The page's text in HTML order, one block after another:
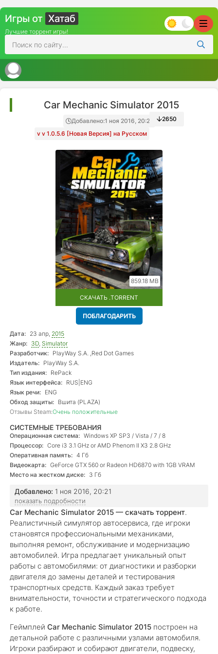
Игры от Хатаб
Лучшие торрент игры!
Car Mechanic Simulator 2015
Добавлено:1 ноя 2016, 20:21
v v 1.0.5.6 [Новая Версия] на Русском
2650
859.18 MB
СКАЧАТЬ .TORRENT
ПОБЛАГОДАРИТЬ
Дата: 23 апр, 2015
Жанр: 3D, Simulator
Разработчик: PlayWay S.A. ,Red Dot Games
Издатель: PlayWay S.A.
Тип издания: RePack
Язык интерфейса: RUS|ENG
Язык речи: ENG
Обход защиты: Вшита (PLAZA)
Отзывы Steam:Очень положительные
СИСТЕМНЫЕ ТРЕБОВАНИЯ
Операционная система: Windows XP SP3 / Vista / 7 / 8
Процессор: Core i3 3.1 GHz or AMD Phenom II X3 2.8 GHz
Оперативная память: 4 Гб
Видеокарта: GeForce GTX 560 or Radeon HD6870 with 1GB VRAM
Место на жестком диске: 3 Гб
Добавлено: 1 ноя 2016, 20:21
показать подробности
Car Mechanic Simulator 2015 — скачать торрент.
Реалистичный симулятор автосервиса, где игроки
становятся профессиональными механиками,
выполняя ремонт, обслуживание и модернизацию
автомобилей. Игра предлагает уникальный опыт
работы с автомобилями: от диагностики и разборки
двигателя до замены деталей и тестирования
транспортных средств. Каждый заказ требует
внимательности, точности и стратегического подхода
к работе.
Геймплей Car Mechanic Simulator 2015 построен на
детальной работе с различными узлами автомобиля.
Игроки разбирают и собирают двигатели, подвеску,